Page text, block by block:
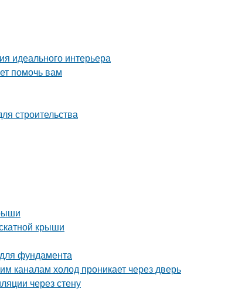
идеального интерьера
помочь вам
строительства
крыши
фундамента
каналам холод проникает через дверь
через стену